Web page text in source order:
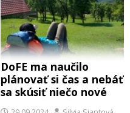
DoFE ma naučilo
plánovať si čas a nebáť
sa skúsiť niečo nové